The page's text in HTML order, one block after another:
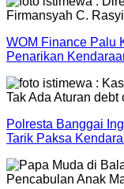
WOM Finance Palu
Penarikan
Polresta Banggai
Tarik Paksa